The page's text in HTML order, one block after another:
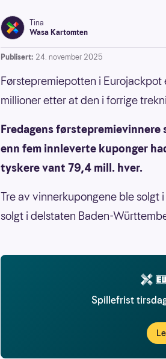
Tina
Wasa Kartomten
Publisert: 24. november 2025
Førstepremiepotten i Eurojackpot
millioner etter at den i forrige
Fredagens
enn fem innleverte kuponger
tyskere vant 79,4 mill. hver.
Tre av vinnerkupongene ble solgt
solgt i delstaten Baden-
Spillefrist